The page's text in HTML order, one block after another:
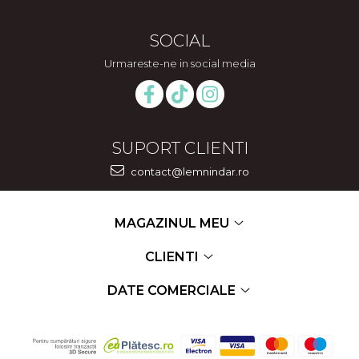
SOCIAL
Urmareste-ne in social media
SUPORT CLIENTI
contact@lemnindar.ro
MAGAZINUL MEU
CLIENTI
DATE COMERCIALE